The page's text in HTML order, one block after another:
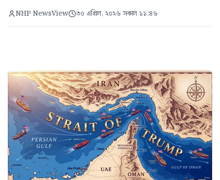
NHP NewsView ৩০ এপ্রিল, ২০২৬ সকাল ১১:৪৬